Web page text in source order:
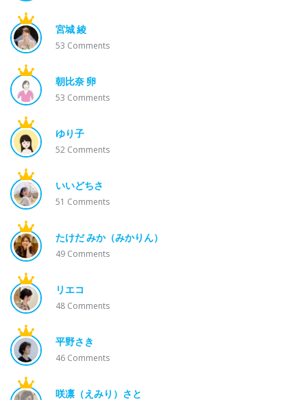
宮城 綾
53 Comments
朝比奈 卵
53 Comments
ゆり子
52 Comments
いいどちさ
51 Comments
たけだ みか（みかりん）
49 Comments
リエコ
48 Comments
平野さき
46 Comments
咲凛（えみり）さと